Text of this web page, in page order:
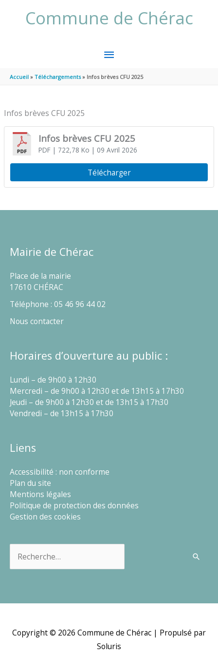
Commune de Chérac
MENU
PRINCIPAL
Accueil Téléchargements Infos brèves CFU 2025
Infos brèves CFU 2025
Infos brèves CFU 2025
PDF| 722,78 Ko | 09 Avril 2026
Télécharger
Mairie de Chérac
Place de la mairie
17610 CHÉRAC
Téléphone : 05 46 96 44 02
Nous contacter
Horaires d’ouverture au public :
Lundi – de 9h00 à 12h30
Mercredi – de 9h00 à 12h30 et de 13h15 à 17h30
Jeudi – de 9h00 à 12h30 et de 13h15 à 17h30
Vendredi – de 13h15 à 17h30
Liens
Accessibilité : non conforme
Plan du site
Mentions légales
Politique de protection des données
Gestion des cookies
Copyright © 2026 Commune de Chérac | Propulsé par
Soluris